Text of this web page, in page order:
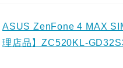
ASUS ZenFone 4 MAX
理店品】ZC520KL-